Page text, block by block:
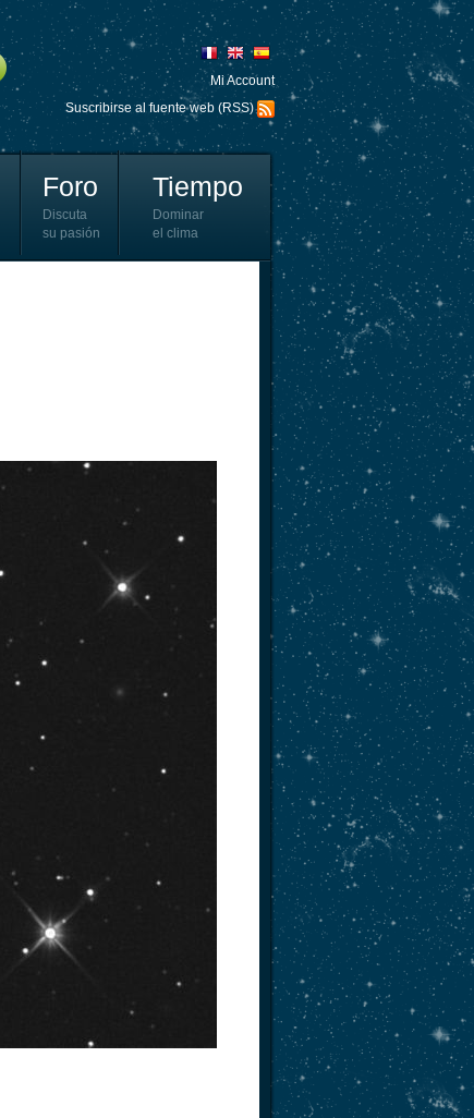
Mi Account
Suscribirse al fuente web (RSS)
Foro
Discuta
su pasión
Tiempo
Dominar
el clima